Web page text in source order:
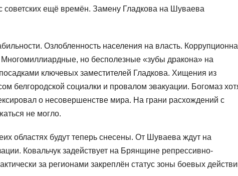
ещё времён. Замену Гладкова на Шуваева
Озлобленность населения на власть.
Многомиллиардные, но бесполезные «зубы дракона» на
ключевых заместителей Гладкова. Хищения из
белгородской социалки и провалом эвакуации. Богомаз
о несовершенстве мира. На грани расхождений с
не могло.
областях будут теперь снесены. От Шуваева ждут на
Ковальчук задействует на Брянщине репрессивно-
за регионами закреплён статус зоны боевых